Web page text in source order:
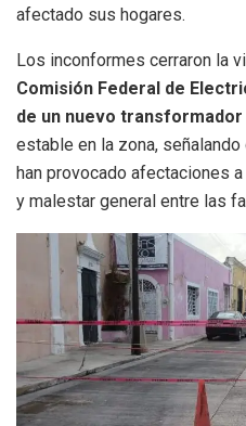
afectado sus hogares.
Los inconformes cerraron la
Comisión Federal de
de un nuevo transformador
estable en la zona,
han provocado afectaciones
y malestar general entre las